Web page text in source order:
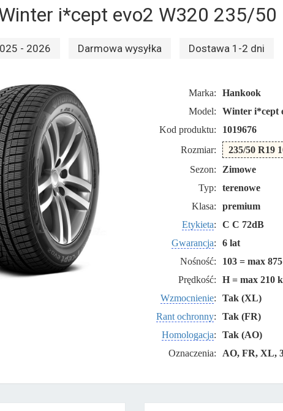
i*cept evo2 W320 235/50
- 2026 Darmowa wysyłka Dostawa 1-2 dni
Marka:
Hankook
Model:
Winter i*cept
Kod produktu:
1019676
Rozmiar:
Sezon:
Zimowe
Typ:
terenowe
Klasa:
premium
Etykieta:
C C 72dB
Gwarancja:
6 lat
Nośność:
103 = max
Prędkość:
H = max 210
Wzmocnienie:
Tak (XL)
Rant ochronny:
Tak (FR)
Homologacja:
Tak (AO)
Oznaczenia:
AO, FR, XL,